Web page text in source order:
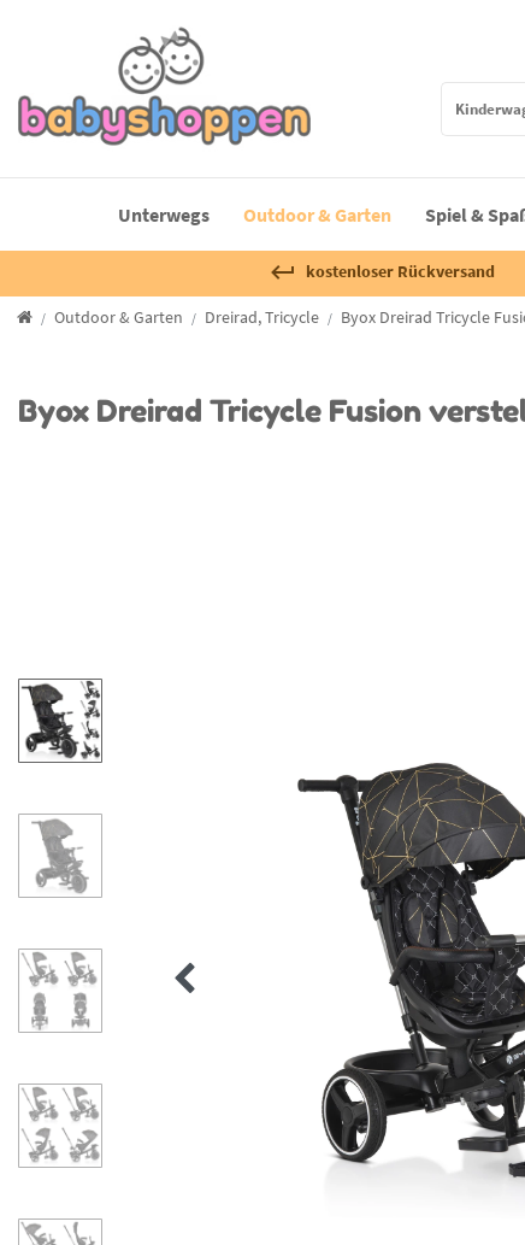
Unterwegs Outdoor & Garten Spiel &
kostenloser Rückversand
Outdoor & Garten Dreirad, Tricycle Byox Dreirad Tricycle
Byox Dreirad Tricycle Fusion